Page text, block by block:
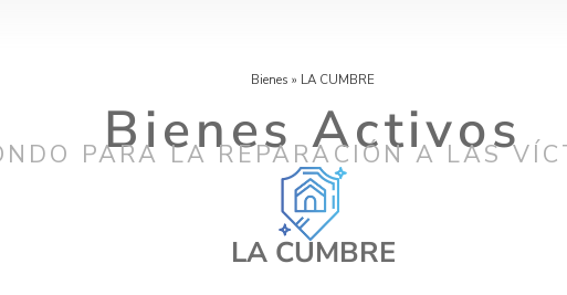
Bienes » LA CUMBRE
Bienes Activos
PARA LA REPARACIÓN A LAS
LA CUMBRE